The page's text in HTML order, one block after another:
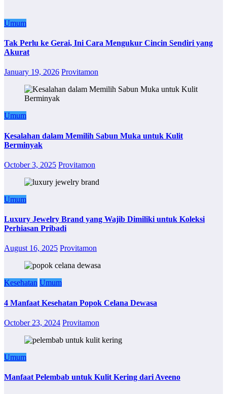
Umum
Tak Perlu ke Gerai, Ini Cara Mengukur Cincin Sendiri yang
Akurat
January 19, 2026 Provitamon
Umum
Kesalahan dalam Memilih Sabun Muka untuk Kulit
Berminyak
October 3, 2025 Provitamon
Umum
Luxury Jewelry Brand yang Wajib Dimiliki untuk Koleksi
Perhiasan Pribadi
August 16, 2025 Provitamon
Kesehatan Umum
4 Manfaat Kesehatan Popok Celana Dewasa
October 23, 2024 Provitamon
Umum
Manfaat Pelembab untuk Kulit Kering dari Aveeno